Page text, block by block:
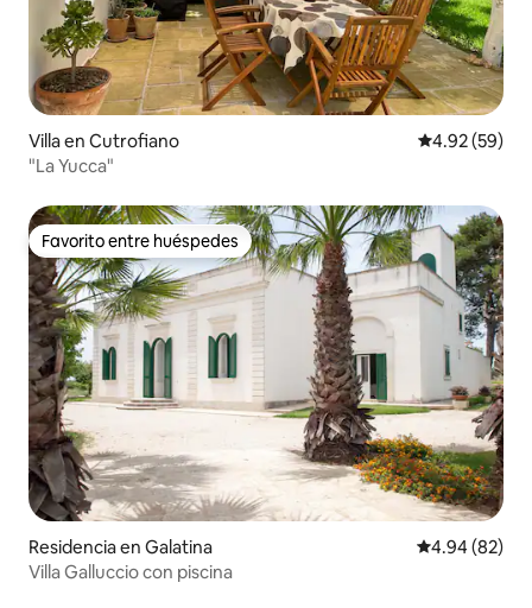
Villa en Cutrofiano Calificación
4.92 (59)
"La Yucca"
Favorito entre huéspedes
Favorito entre huéspedes
Residencia en Galatina Calificación
4.94 (82)
Villa Galluccio con piscina